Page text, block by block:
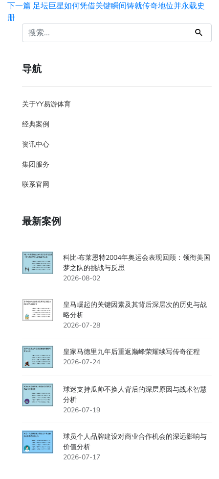
下一篇 足坛巨星如何凭借关键瞬间铸就传奇地位并永载史
册
导航
关于YY易游体育
经典案例
资讯中心
集团服务
联系官网
最新案例
科比·布莱恩特2004年奥运会表现回顾：领衔美国
梦之队的挑战与反思
2026-08-02
皇马崛起的关键因素及其背后深层次的历史与战
略分析
2026-07-28
皇家马德里九年后重返巅峰荣耀续写传奇征程
2026-07-24
球迷支持瓜帅不换人背后的深层原因与战术智慧
分析
2026-07-19
球员个人品牌建设对商业合作机会的深远影响与
价值分析
2026-07-17